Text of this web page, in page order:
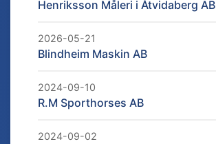
Henriksson Måleri i Åtvidaberg AB
2026-05-21
Blindheim Maskin AB
2024-09-10
R.M Sporthorses AB
2024-09-02